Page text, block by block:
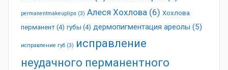
permanentmakeuplips (3) Алеся Хохлова (6) Хохлова
перманент (4) губы (4) дермопигментация ареолы (5)
исправление губ (3) исправление
неудачного перманентного